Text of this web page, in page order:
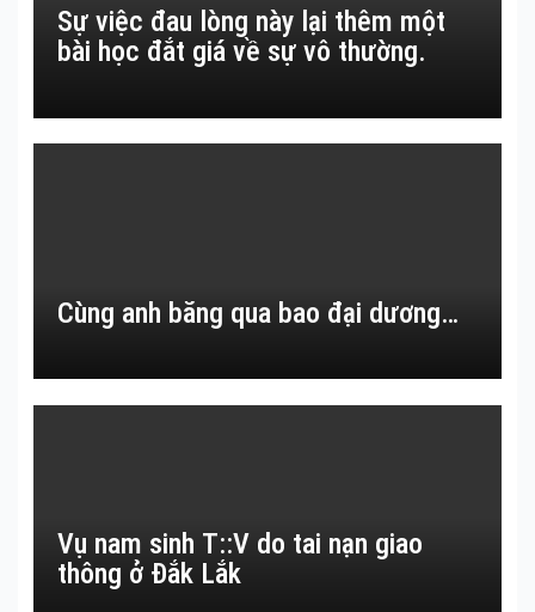
Sự việc đau lòng này lại thêm một
bài học đắt giá về sự vô thường.
Cùng anh băng qua bao đại dương…
Vụ nam sinh T::V do tai nạn giao
thông ở Đắk Lắk